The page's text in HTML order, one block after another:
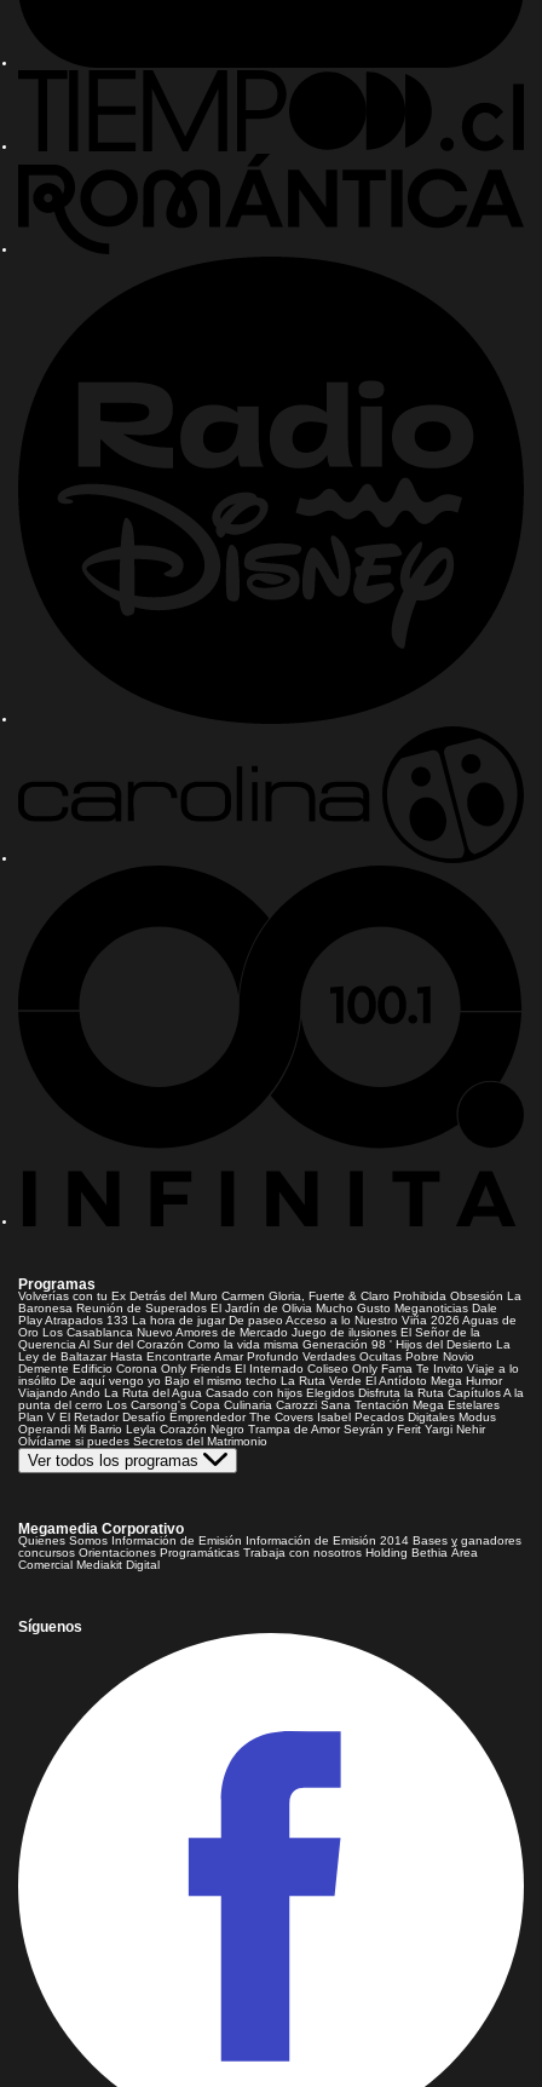
Programas
Volverías con tu Ex Detrás del Muro Carmen Gloria, Fuerte & Claro Prohibida Obsesión La
Baronesa Reunión de Superados El Jardín de Olivia Mucho Gusto Meganoticias Dale
PlayAtrapados 133 La hora de jugar De paseoAcceso a lo Nuestro Viña 2026 Aguas de
Oro Los Casablanca Nuevo Amores de Mercado Juego de ilusiones El Señor de la
Querencia Al Sur del Corazón Como la vida misma Generación 98 ' Hijos del Desierto La
Ley de Baltazar Hasta Encontrarte Amar Profundo Verdades Ocultas Pobre Novio
Demente Edificio Corona Only Friends El Internado Coliseo Only Fama Te Invito Viaje a lo
insólito De aquí vengo yo Bajo el mismo techo La Ruta Verde El Antídoto Mega Humor
Viajando Ando La Ruta del Agua Casado con hijos Elegidos Disfruta la Ruta CapítulosA la
punta del cerro Los Carsong's Copa Culinaria Carozzi Sana Tentación Mega Estelares
Plan V El Retador Desafío Emprendedor The Covers Isabel Pecados Digitales Modus
Operandi Mi Barrio Leyla Corazón Negro Trampa de Amor Seyrán y Ferit Yargi Nehir
Olvídame si puedes Secretos del Matrimonio
Ver todos los programas
Megamedia Corporativo
Quienes Somos Información de Emisión Información de Emisión 2014 Bases y ganadores
concursos Orientaciones Programáticas Trabaja con nosotros Holding Bethia Área
Comercial Mediakit Digital
Síguenos